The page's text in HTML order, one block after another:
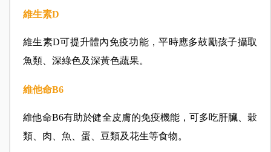
維生素D
維生素D可提升體內免疫功能，平時應多鼓勵孩子攝取
魚類、深綠色及深黃色蔬果。
維他命B6
維他命B6有助於健全皮膚的免疫機能，可多吃肝臟、穀
類、肉、魚、蛋、豆類及花生等食物。